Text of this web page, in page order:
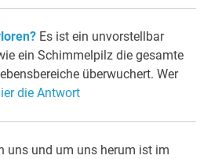
Es ist ein unvorstellbar
ein Schimmelpilz die gesamte
überwuchert. Wer
die Antwort
uns und um uns herum ist im